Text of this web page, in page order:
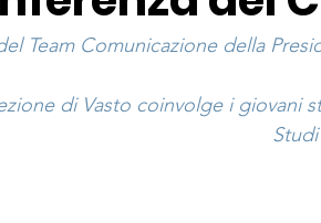
Team Comunicazione della
di Vasto coinvolge i